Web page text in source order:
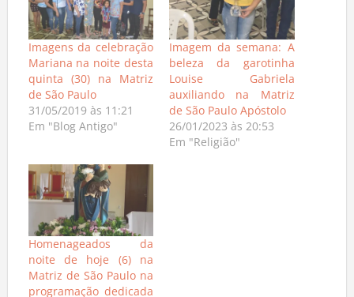
Imagens da celebração
Mariana na noite desta
quinta (30) na Matriz
de São Paulo
31/05/2019 às 11:21
Em "Blog Antigo"
Imagem da semana: A
beleza da garotinha
Louise Gabriela
auxiliando na Matriz
de São Paulo Apóstolo
26/01/2023 às 20:53
Em "Religião"
Homenageados da
noite de hoje (6) na
Matriz de São Paulo na